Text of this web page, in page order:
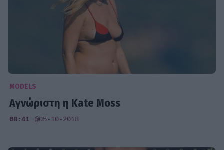
MODELS
Αγνώριστη η Kate Moss
08:41 @05-10-2018